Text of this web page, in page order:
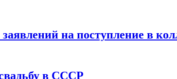
на поступление в
в СССР